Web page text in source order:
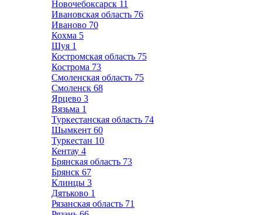
Новочебоксарск 11
Ивановская область 76
Иваново 70
Кохма 5
Шуя 1
Костромская область 75
Кострома 73
Смоленская область 75
Смоленск 68
Ярцево 3
Вязьма 1
Туркестанская область 74
Шымкент 60
Туркестан 10
Кентау 4
Брянская область 73
Брянск 67
Клинцы 3
Дятьково 1
Рязанская область 71